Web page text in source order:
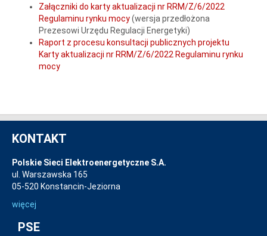
Załączniki do karty aktualizacji nr RRM/Z/6/2022
Regulaminu rynku mocy(wersja przedłożona
Prezesowi Urzędu Regulacji Energetyki)
Raport z procesu konsultacji publicznych projektu
Karty aktualizacji nr RRM/Z/6/2022 Regulaminu rynku
mocy
KONTAKT
Polskie Sieci Elektroenergetyczne S.A.
ul. Warszawska 165
05-520 Konstancin-Jeziorna
więcej
PSE